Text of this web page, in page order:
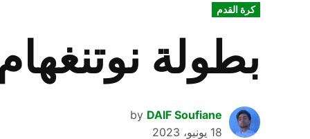
POSTED
IN
كرة القدم
بطولة
by DAIF Soufiane
18 يونيو، 2023